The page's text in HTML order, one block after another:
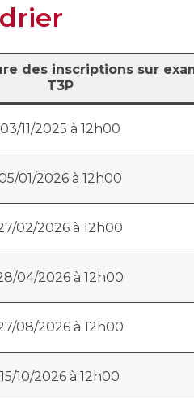
des inscriptions sur
T3P
03/11/2025 à 12h00
01/2026 à 12h00
02/2026 à 12h00
04/2026 à 12h00
08/2026 à 12h00
15/10/2026 à 12h00